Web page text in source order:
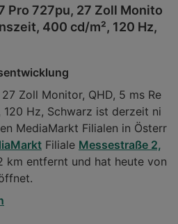
Pro 727pu, 27 Zoll Monito
400 cd/m², 120 Hz,
Zoll Monitor, QHD, 5 ms Re
Hz, Schwarz ist derzeit ni
MediaMarkt Filialen in Österr
Filiale Messestraße 2,
km entfernt und hat heute von